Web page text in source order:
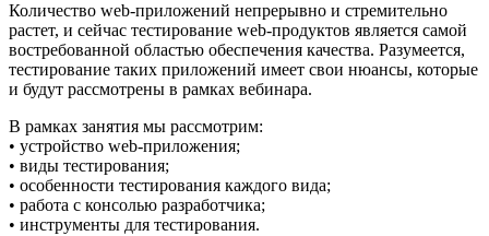
Количество web-приложений непрерывно и стремительно
растет, и сейчас тестирование web-продуктов является самой
востребованной областью обеспечения качества. Разумеется,
тестирование таких приложений имеет свои нюансы, которые
и будут рассмотрены в рамках вебинара.
В рамках занятия мы рассмотрим:
• устройство web-приложения;
• виды тестирования;
• особенности тестирования каждого вида;
• работа с консолью разработчика;
• инструменты для тестирования.